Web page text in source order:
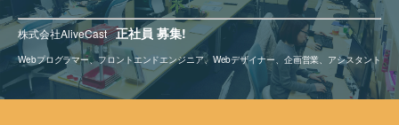
株式会社AliveCast 正社員 募集!
Webプログラマー、フロントエンドエンジニア、Webデザイナー、企画営業、アシスタント